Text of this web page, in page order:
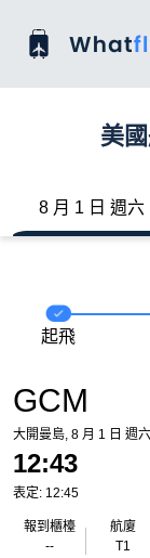
美
8 月 1 日 週六
GCM
大開曼島, 8 月 1 日 週六
12:43
表定: 12:45
報到櫃檯
--
航廈
T1
起飛